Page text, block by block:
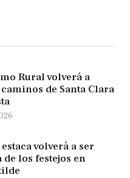
Rural volverá a
de Santa Clara
volverá a ser
los festejos en